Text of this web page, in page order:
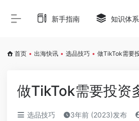
新手指南 知识体
首页 • 出海快讯 • 选品技巧 • 做TikTok需要
做TikTok需要投资
选品技巧 3年前 (2023)发布